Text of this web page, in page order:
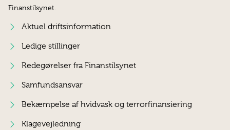
Finanstilsynet.
Aktuel driftsinformation
Ledige stillinger
Redegørelser fra Finanstilsynet
Samfundsansvar
Bekæmpelse af hvidvask og terrorfinansiering
Klagevejledning